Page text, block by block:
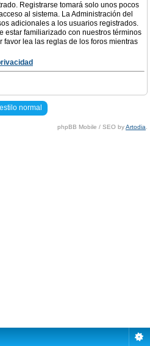
Registrarse tomará solo unos pocos
al sistema. La Administración del
adicionales a los usuarios registrados.
estar familiarizado con nuestros términos
lea las reglas de los foros mientras
normal
phpBB Mobile / SEO byArtodia